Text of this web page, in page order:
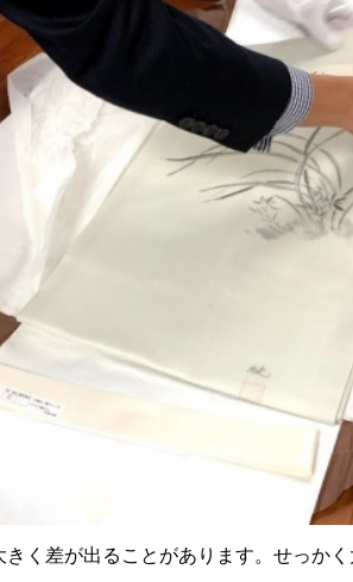
く差が出ることがあります。せっか